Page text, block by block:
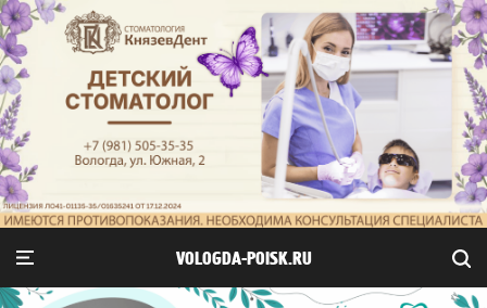
VOLOGDA-POISK.RU